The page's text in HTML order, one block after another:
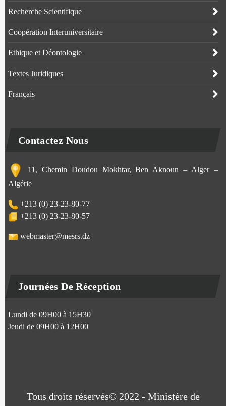
Recherche Scientifique
Coopération Interuniversitaire
Ethique et Déontologie
Textes Juridiques
Français
Contactez Nous
11, Chemin Doudou Mokhtar, Ben Aknoun – Alger –
Algérie
+213 (0) 23-23-80-77
+213 (0) 23-23-80-57
webmaster@mesrs.dz
Journées De Réception
Lundi de 09H00 à 15H30
Jeudi de 09H00 à 12H00
Tous droits réservés© 2022 - Ministère de